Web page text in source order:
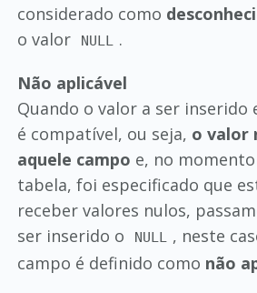
considerado como
o valor
NULL .
Não aplicável
Quando o valor a ser inserido
é compatível, ou seja, o valor
aquele campo e, no
tabela, foi especificado que
receber valores nulos,
ser inserido o
NULL , neste
campo é definido como não